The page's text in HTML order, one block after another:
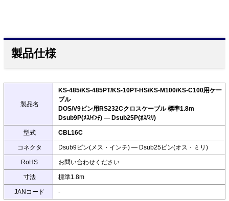
製品仕様
製品名
KS-485/KS-485PT/KS-10PT-HS/KS-M100/KS-C100用ケー
ブル
DOS/V9ピン用RS232Cクロスケーブル 標準1.8m
Dsub9P(ﾒｽ/ｲﾝﾁ) ― Dsub25P(ｵｽ/ﾐﾘ)
型式 CBL16C
コネクタ Dsub9ピン(メス・インチ) ― Dsub25ピン(オス・ミリ)
RoHS お問い合わせください
寸法 標準1.8m
JANコード -